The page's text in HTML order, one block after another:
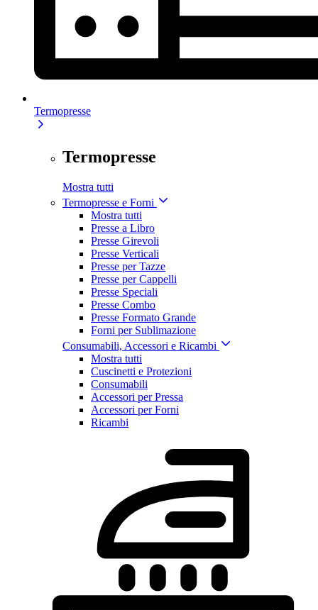
Termopresse
Termopresse
Mostra tutti
Termopresse e Forni
Mostra tutti
Presse a Libro
Presse Girevoli
Presse Verticali
Presse per Tazze
Presse per Cappelli
Presse Speciali
Presse Combo
Presse Formato Grande
Forni per Sublimazione
Consumabili, Accessori e Ricambi
Mostra tutti
Cuscinetti e Protezioni
Consumabili
Accessori per Pressa
Accessori per Forni
Ricambi